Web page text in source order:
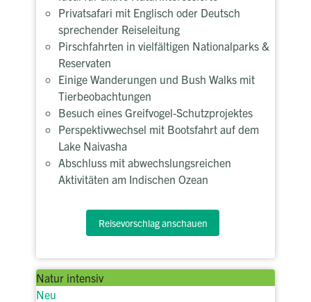
Privatsafari mit Englisch oder Deutsch
sprechender Reiseleitung
Pirschfahrten in vielfältigen Nationalparks &
Reservaten
Einige Wanderungen und Bush Walks mit
Tierbeobachtungen
Besuch eines Greifvogel-Schutzprojektes
Perspektivwechsel mit Bootsfahrt auf dem
Lake Naivasha
Abschluss mit abwechslungsreichen
Aktivitäten am Indischen Ozean
Reisevorschlag anschauen
Natur intensiv
Neu